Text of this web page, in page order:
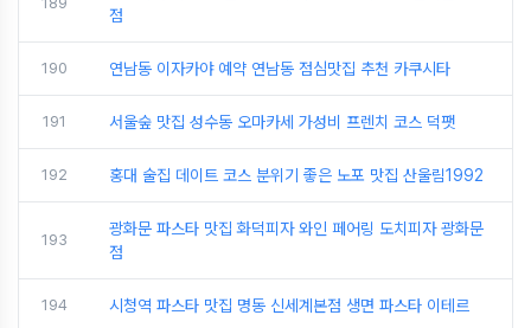
점
190 연남동 이자카야 예약 연남동 점심맛집 추천 카쿠시타
191 서울숲 맛집 성수동 오마카세 가성비 프렌치 코스 덕팻
192 홍대 술집 데이트 코스 분위기 좋은 노포 맛집 산울림1992
193
광화문 파스타 맛집 화덕피자 와인 페어링 도치피자 광화문
점
194 시청역 파스타 맛집 명동 신세계본점 생면 파스타 이테르